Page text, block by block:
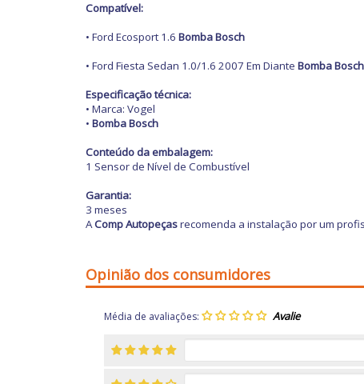
Compatível:
• Ford Ecosport 1.6 Bomba Bosch
• Ford Fiesta Sedan 1.0/1.6 2007 Em Diante Bomba Bosch
Especificação técnica:
• Marca: Vogel
• Bomba Bosch
Conteúdo da embalagem:
1 Sensor de Nível de Combustível
Garantia:
3 meses
AComp Autopeçasrecomenda a instalação por um
Opinião dos consumidores
Média de avaliações: